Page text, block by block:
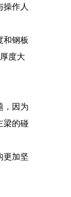
操作人
和钢板
度大
，因为
梁的碰
更加坚